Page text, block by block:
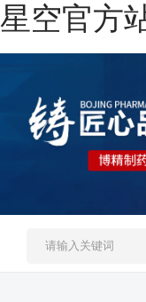
星空官方
网站星空官方站网站
施工案例
人才招聘